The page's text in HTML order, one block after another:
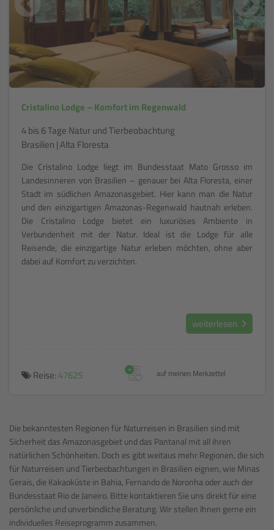
Cristalino Lodge – Komfort im Regenwald
4 bis 6 Tage Natur und Tierbeobachtung
Brasilien | Alta Floresta
Die Cristalino Lodge liegt im Bundesstaat Mato Grosso im
Landesinneren von Brasilien – genauer bei Alta Floresta, einer
Stadt im südlichen Amazonasgebiet. Hier kann man die Natur
und den einzigartigen Amazonas-Regenwald hautnah erleben.
Die Cristalino Lodge bietet ein luxuriöses Ambiente in
Verbundenheit mit der Natur. Ideal ist die Lodge für alle
Reisende, die einzigartige Natur erleben möchten, ohne aber
dabei auf Komfort zu verzichten.
weiterlesen
Reise: 47625 auf meinen Merkzettel
+
Die bekanntesten Regionen für Naturreisen in Brasilien sind mit
Sicherheit das Amazonasgebiet und das Pantanal mit all ihren
natürlichen Schönheiten. Doch es gibt weitaus mehr Regionen, die sich
für Naturreisen und Tierbeobachtungen in Brasilien eignen, wie Minas
Gerais, die Kakaoküste in Bahia, Fernando de Noronha oder auch der
Bundesstaat Rio de Janeiro. Bitte kontaktieren Sie uns direkt für eine
persönliche und unverbindliche Beratung. Wir stellen Ihnen gerne ein
individuelles Reiseprogramm zusammen.